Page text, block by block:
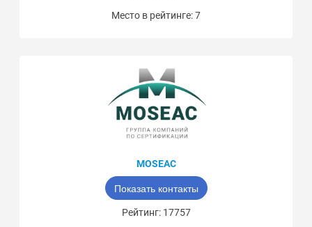
Место в рейтинге: 7
MOSEAC
Показать контакты
Рейтинг: 17757